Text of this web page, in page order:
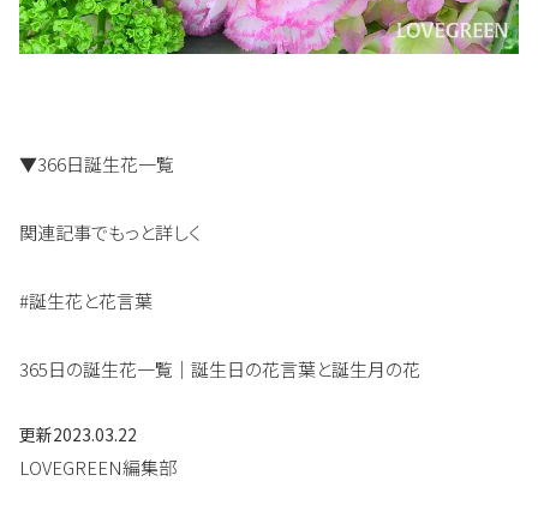
▼366日誕生花一覧
関連記事でもっと詳しく
#誕生花と花言葉
365日の誕生花一覧｜誕生日の花言葉と誕生月の花
更新2023.03.22
LOVEGREEN編集部